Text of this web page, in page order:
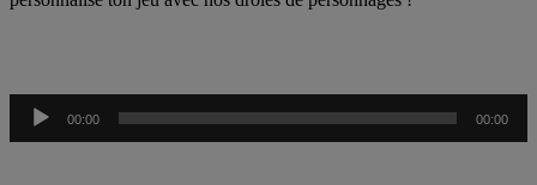
Audio
Player
00:00 00:00